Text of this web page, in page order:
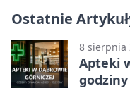
Ostatnie
8 sierpnia
Apteki